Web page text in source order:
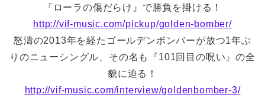
『ローラの傷だらけ』で勝負を掛ける！
http://vif-music.com/pickup/golden-bomber/
怒濤の2013年を経たゴールデンボンバーが放つ1年ぶ
りのニューシングル、その名も『101回目の呪い』の全
貌に迫る！
http://vif-music.com/interview/goldenbomber-3/